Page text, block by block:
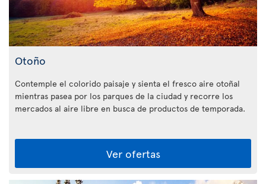
Otoño
Contemple el colorido paisaje y sienta el fresco aire otoñal
mientras pasea por los parques de la ciudad y recorre los
mercados al aire libre en busca de productos de temporada.
Ver ofertas